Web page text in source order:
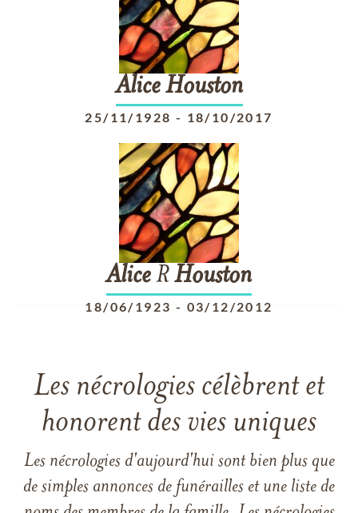
Alice Houston
25/11/1928 - 18/10/2017
AliceRHouston
18/06/1923 - 03/12/2012
Les nécrologies célèbrent et
honorent des vies uniques
Les nécrologies d'aujourd'hui sont bien plus que
de simples annonces de funérailles et une liste de